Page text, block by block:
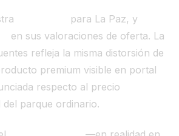
para La Paz, y
en sus valoraciones de oferta. La
refleja la misma distorsión de
premium visible en portal
respecto al precio
parque ordinario.